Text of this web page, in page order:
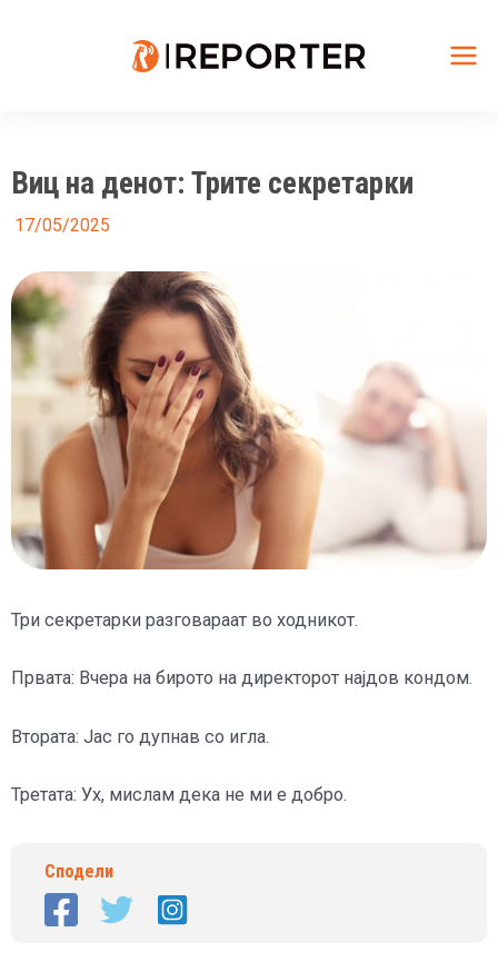
Виц на денот: Трите секретарки
17/05/2025
Три секретарки разговараат во ходникот.
Првата: Вчера на бирото на директорот најдов кондом.
Втората: Јас го дупнав со игла.
Третата: Ух, мислам дека не ми е добро.
Сподели